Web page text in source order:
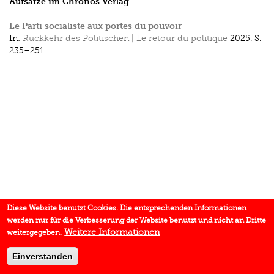
Le Parti socialiste aux portes du pouvoir
In: Rückkehr des Politischen | Le retour du politique 2025. S.
235–251
Diese Website benutzt Cookies. Die entsprechenden Informationen
werden nur für die Verbesserung der Website benutzt und nicht an Dritte
weitergegeben. Weitere Informationen
Einverstanden